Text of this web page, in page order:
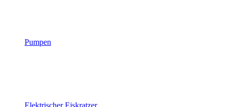
Pumpen
Elektrischer Eiskratzer